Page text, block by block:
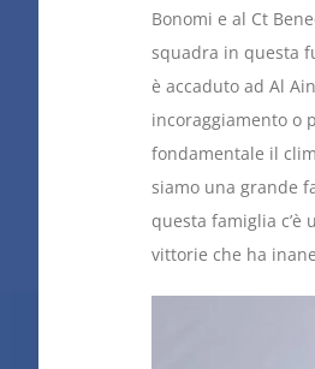
Bonomi e al Ct
squadra in questa
è accaduto ad Al
incoraggiamento o
fondamentale il
siamo una grande
questa famiglia
vittorie che ha